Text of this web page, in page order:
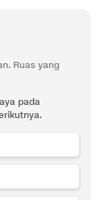
Ruas yang
pada